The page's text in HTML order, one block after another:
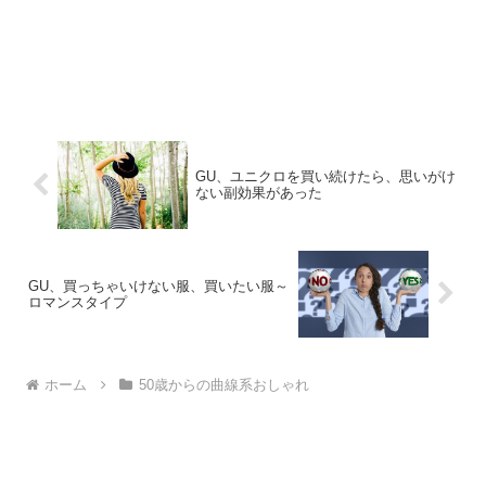
GU、ユニクロを買い続けたら、思いがけ
ない副効果があった
GU、買っちゃいけない服、買いたい服～
ロマンスタイプ
ホーム 50歳からの曲線系おしゃれ